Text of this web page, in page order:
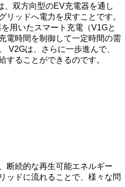
、双方向型のEV充電器を通し
リッドへ電力を戻すことです。
用いたスマート充電（V1Gと
電時間を制御して一定時間の需
V2Gは、さらに一歩進んで、
することができるのです。
断続的な再生可能エネルギー
ッドに流れることで、様々な問